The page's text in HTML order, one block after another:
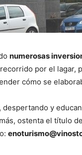
numerosas
por el lagar,
cómo se
y
ostenta el título